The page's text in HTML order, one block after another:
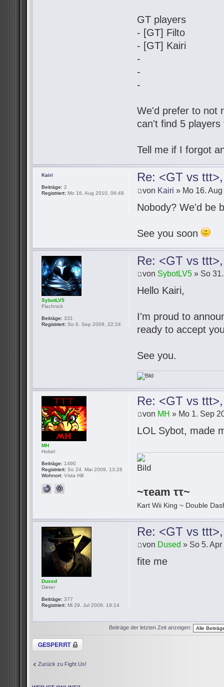
GT players
- [GT] Filto
- [GT] Kairi
-
-
-
We'd prefer to not
can't find 5
Tell me if I forgot
Re: <GT vs
von Kairi » Mo 16.
Nobody? We'd be
See you soon
Kairi
Beiträge: 2
Registriert: Mo 16. Aug 2010, 06:48
Re: <GT vs
von SybotLV5 » So
Hello Kairi,
I'm proud to
ready to accept
See you.
SybotLV5
Flachnick
Beiträge: 331
Registriert: So 6. Sep 2009, 22:24
Re: <GT vs
von MH » Mo 1. Sep
LOL Sybot, made
~τeam ττ~
Kart Wii King ~ Double
MH
Hobel
Beiträge: 1490
Registriert: So 24. Mai 2009, 13:26
Wohnort: Vista Hill
Re: <GT vs
von Dused » So 5.
fite me
Dused
Dieter
Beiträge: 377
Registriert: Mi 29. Jul 2009, 19:14
Beiträge der letzten Zeit anzeigen:
Thema gesperrt
Zurück zu Fight Us!